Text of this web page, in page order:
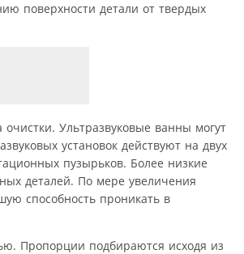
поверхности детали от твердых
Ультразвуковые ванны могут
установок действуют на двух
пузырьков. Более низкие
деталей. По мере увеличения
способность проникать в
Пропорции подбираются исходя из